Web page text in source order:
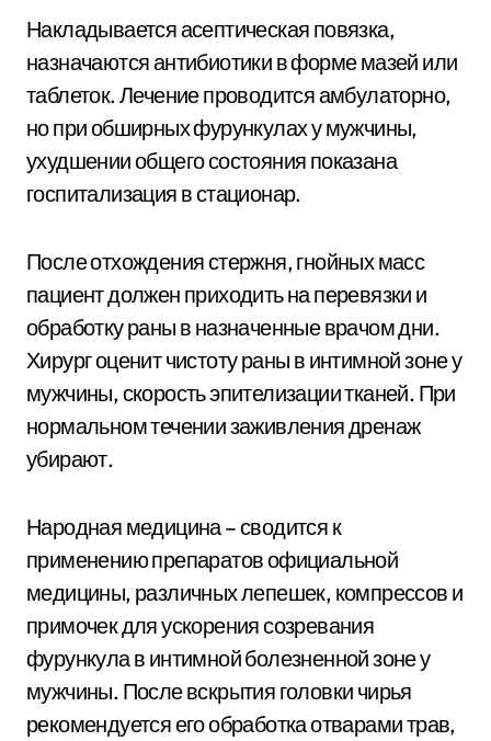
Накладывается асептическая повязка,
назначаются антибиотики в форме мазей или
таблеток. Лечение проводится амбулаторно,
но при обширных фурункулах у мужчины,
ухудшении общего состояния показана
госпитализация в стационар.
После отхождения стержня, гнойных масс
пациент должен приходить на перевязки и
обработку раны в назначенные врачом дни.
Хирург оценит чистоту раны в интимной зоне у
мужчины, скорость эпителизации тканей. При
нормальном течении заживления дренаж
убирают.
Народная медицина – сводится к
применению препаратов официальной
медицины, различных лепешек, компрессов и
примочек для ускорения созревания
фурункула в интимной болезненной зоне у
мужчины. После вскрытия головки чирья
рекомендуется его обработка отварами трав,